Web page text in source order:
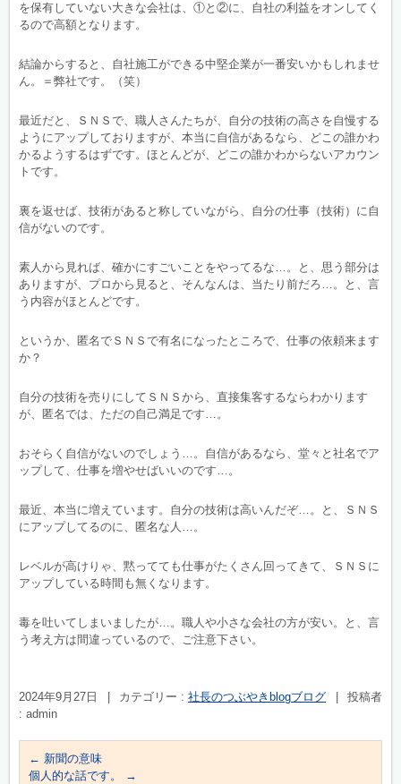
を保有していない大きな会社は、①と②に、自社の利益をオンしてく
るので高額となります。
結論からすると、自社施工ができる中堅企業が一番安いかもしれませ
ん。＝弊社です。（笑）
最近だと、ＳＮＳで、職人さんたちが、自分の技術の高さを自慢する
ようにアップしておりますが、本当に自信があるなら、どこの誰かわ
かるようするはずです。ほとんどが、どこの誰かわからないアカウン
トです。
裏を返せば、技術があると称していながら、自分の仕事（技術）に自
信がないのです。
素人から見れば、確かにすごいことをやってるな…。と、思う部分は
ありますが、プロから見ると、そんなんは、当たり前だろ…。と、言
う内容がほとんどです。
というか、匿名でＳＮＳで有名になったところで、仕事の依頼来ます
か？
自分の技術を売りにしてＳＮＳから、直接集客するならわかります
が、匿名では、ただの自己満足です…。
おそらく自信がないのでしょう…。自信があるなら、堂々と社名でア
ップして、仕事を増やせばいいのです…。
最近、本当に増えています。自分の技術は高いんだぞ…。と、ＳＮＳ
にアップしてるのに、匿名な人…。
レベルが高けりゃ、黙ってても仕事がたくさん回ってきて、ＳＮＳに
アップしている時間も無くなります。
毒を吐いてしまいましたが…。職人や小さな会社の方が安い。と、言
う考え方は間違っているので、ご注意下さい。
2024年9月27日 カテゴリー : 社長のつぶやきblogブログ
投稿者
: admin
← 新聞の意味
個人的な話です。
→